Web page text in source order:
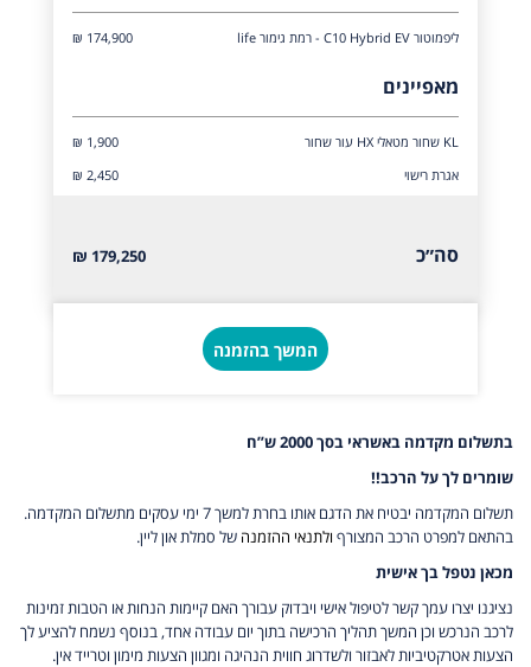
ליפמוטור C10 Hybrid EV - רמת גימור life 174,900 ₪
מאפיינים
KL שחור מטאלי HX עור שחור
₪ 1,900
אגרת רישוי
₪ 2,450
סה״כ 179,250 ₪
המשך בהזמנה
בתשלום מקדמה באשראי בסך 2000 ש”ח
שומרים לך על הרכב!!
תשלום המקדמה יבטיח את הדגם אותו בחרת למשך 7 ימי עסקים מתשלום המקדמה.
בהתאם למפרט הרכב המצורף ולתנאי ההזמנה של סמלת און ליין.
מכאן נטפל בך אישית
נציגנו יצרו עמך קשר לטיפול אישי ויבדוק עבורך האם קיימות הנחות או הטבות זמינות
לרכב הנרכש וכן המשך תהליך הרכישה בתוך יום עבודה אחד, בנוסף נשמח להציע לך
הצעות אטרקטיביות לאבזור ולשדרוג חווית הנהיגה ומגוון הצעות מימון וטרייד אין.